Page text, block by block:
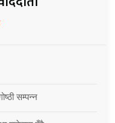
सम्पन्न